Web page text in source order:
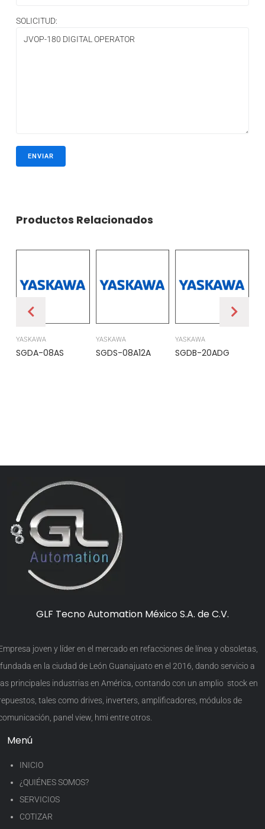
SOLICITUD:
Productos Relacionados
YASKAWA
SGDA-08AS
YASKAWA
SGDS-08A12A
YASKAWA
SGDB-20ADG
GLF Tecno Automation México S.A. de C.V.
joven y líder en el mercado en refacciones de línea y obsoletas,
en la ciudad de León Guanajuato en el 2016, dando servicio a
principales industrias en América, contando con un amplio stock en
tales como drives, inverters, amplificadores, módulos de
panel view, hmi entre otros.
Menú
INICIO
¿QUIÉNES SOMOS?
SERVICIOS
COTIZAR